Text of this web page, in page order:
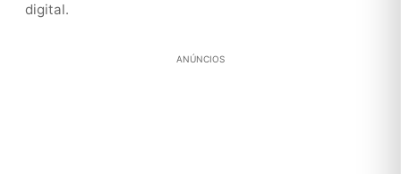
digital.
ANÚNCIOS